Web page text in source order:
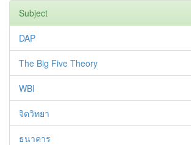
Subject
DAP
The Big Five Theory
WBI
จิตวิทยา
ธนาคาร